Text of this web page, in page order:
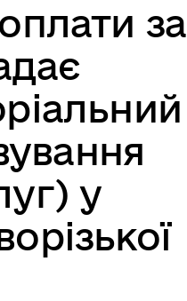
за
у